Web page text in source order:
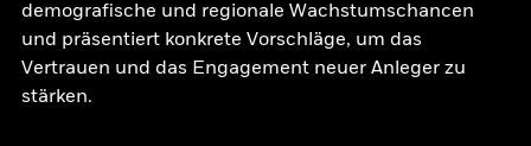
demografische und regionale Wachstumschancen
und präsentiert konkrete Vorschläge, um das
Vertrauen und das Engagement neuer Anleger zu
stärken.